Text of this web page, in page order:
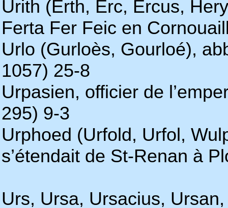
Urith (Erth, Erc, Ercus,
Ferta Fer Feic en
Urlo (Gurloès, Gourloé),
1057) 25-8
Urpasien, officier de
295) 9-3
Urphoed (Urfold, Urfol,
s’étendait de St-Renan à
Urs, Ursa, Ursacius,